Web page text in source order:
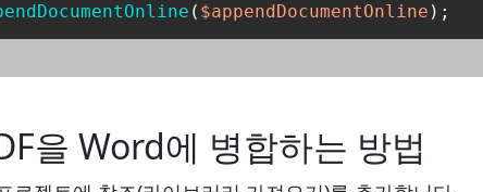
( $appendDocumentOnline
을 Word에 병합하는 방법